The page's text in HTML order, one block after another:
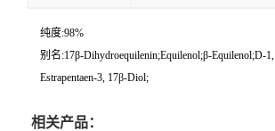
纯度:98%
别名:17β-Dihydroequilenin;Equilenol;β-Equilenol;D-
Estrapentaen-3, 17β-Diol;
相关产品：